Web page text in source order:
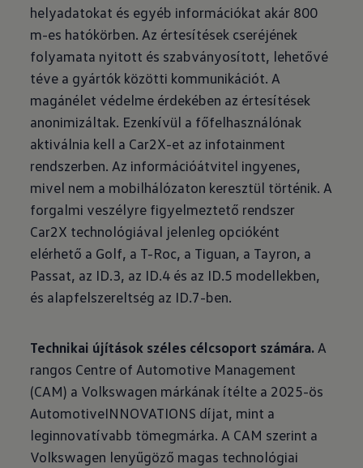
helyadatokat és egyéb információkat akár 800
m-es hatókörben. Az értesítések cseréjének
folyamata nyitott és szabványosított, lehetővé
téve a gyártók közötti kommunikációt. A
magánélet védelme érdekében az értesítések
anonimizáltak. Ezenkívül a főfelhasználónak
aktiválnia kell a Car2X-et az infotainment
rendszerben. Az információátvitel ingyenes,
mivel nem a mobilhálózaton keresztül történik. A
forgalmi veszélyre figyelmeztető rendszer
Car2X technológiával jelenleg opcióként
elérhető a Golf, a T-Roc, a Tiguan, a Tayron, a
Passat, az ID.3, az ID.4 és az ID.5 modellekben,
és alapfelszereltség az ID.7-ben.
Technikai újítások széles célcsoport számára. A
rangos Centre of Automotive Management
(CAM) a Volkswagen márkának ítélte a 2025-ös
AutomotiveINNOVATIONS díjat, mint a
leginnovatívabb tömegmárka. A CAM szerint a
Volkswagen lenyűgöző magas technológiai